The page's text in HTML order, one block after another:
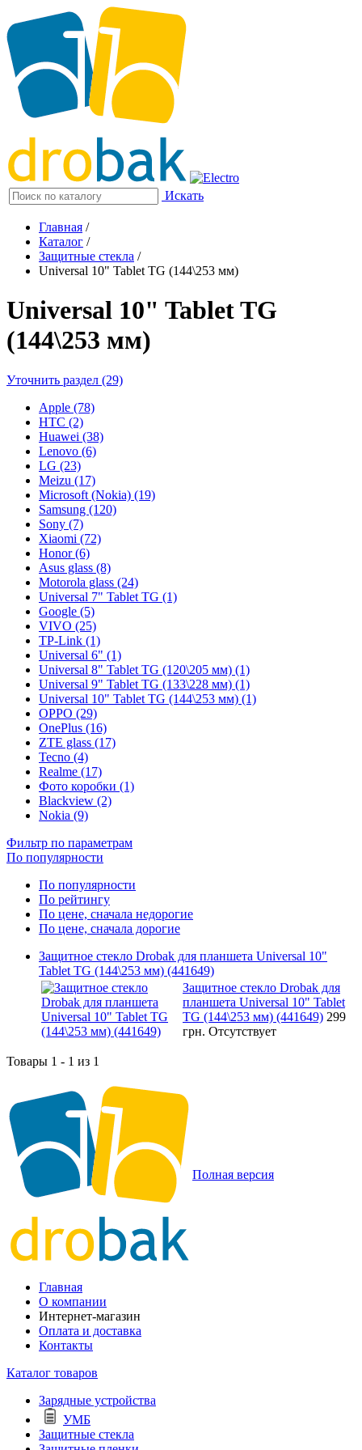
Искать
Главная /
Каталог /
Защитные стекла /
Universal 10" Tablet TG (144\253 мм)
Universal 10" Tablet TG
(144\253 мм)
Уточнить раздел (29)
Apple (78)
HTC (2)
Huawei (38)
Lenovo (6)
LG (23)
Meizu (17)
Microsoft (Nokia) (19)
Samsung (120)
Sony (7)
Xiaomi (72)
Honor (6)
Asus glass (8)
Motorola glass (24)
Universal 7" Tablet TG (1)
Google (5)
VIVO (25)
TP-Link (1)
Universal 6" (1)
Universal 8" Tablet TG (120\205 мм) (1)
Universal 9" Tablet TG (133\228 мм) (1)
Universal 10" Tablet TG (144\253 мм) (1)
OPPO (29)
OnePlus (16)
ZTE glass (17)
Tecno (4)
Realme (17)
Фото коробки (1)
Blackview (2)
Nokia (9)
Фильтр по параметрам
По популярности
По популярности
По рейтингу
По цене, сначала недорогие
По цене, сначала дорогие
Защитное стекло Drobak для планшета Universal 10"
Tablet TG (144\253 мм) (441649)
Защитное стекло Drobak для
планшета Universal 10" Tablet
TG (144\253 мм) (441649) 299
грн. Отсутствует
Товары 1 - 1 из 1
Полная версия
Главная
О компании
Интернет-магазин
Оплата и доставка
Контакты
Каталог товаров
Зарядные устройства
УМБ
Защитные стекла